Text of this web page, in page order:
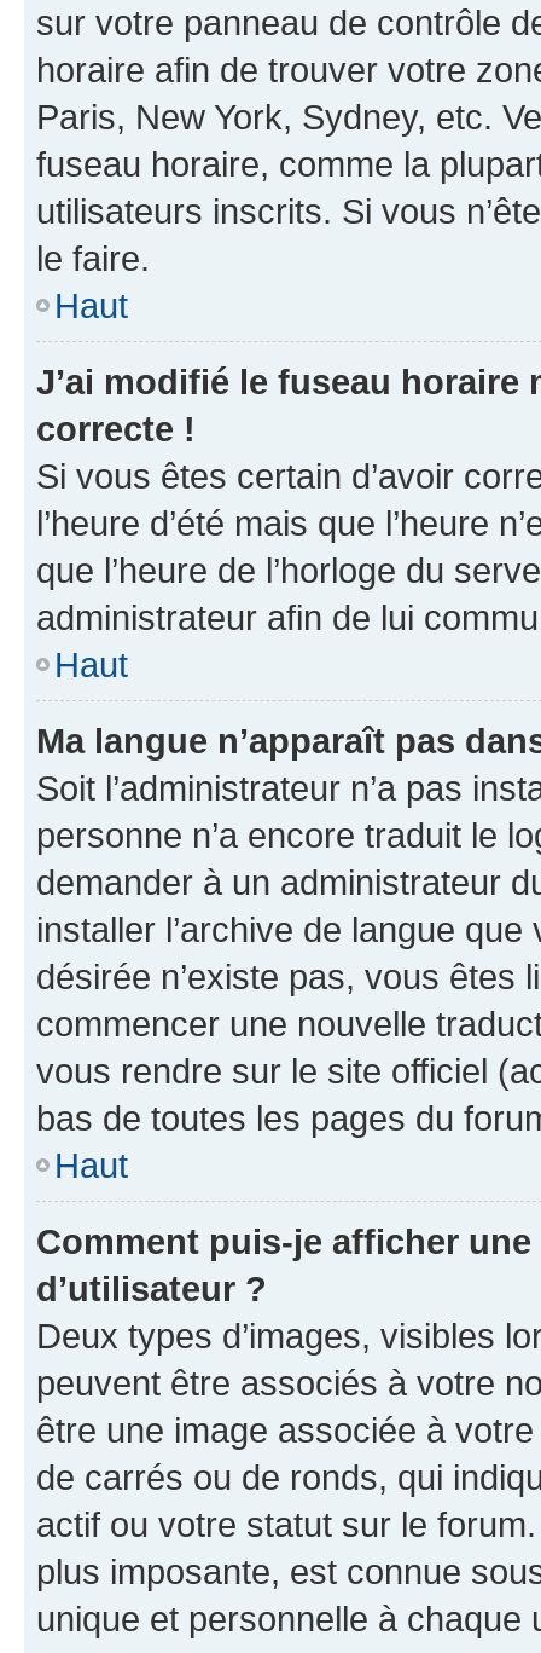
sur votre panneau de contrôle
horaire afin de trouver votre
Paris, New York, Sydney, etc.
fuseau horaire, comme la
utilisateurs inscrits. Si vous
le faire.
Haut
J’ai modifié le fuseau horaire
correcte !
Si vous êtes certain d’avoir
l’heure d’été mais que l’heure
que l’heure de l’horloge du
administrateur afin de lui
Haut
Ma langue n’apparaît pas
Soit l’administrateur n’a pas
personne n’a encore traduit le
demander à un administrateur
installer l’archive de langue
désirée n’existe pas, vous êtes
commencer une nouvelle
vous rendre sur le site officiel
bas de toutes les pages du
Haut
Comment puis-je afficher
d’utilisateur ?
Deux types d’images, visibles
peuvent être associés à votre
être une image associée à
de carrés ou de ronds, qui
actif ou votre statut sur le
plus imposante, est connue
unique et personnelle à chaque